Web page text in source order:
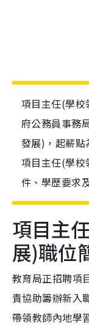
項目主任(學
府公務員事務
發展)，起薪
項目主任(學
件、學歷要求
項目主
展)職位
教育局正招聘項
責協助籌辦新入
帶領教師內地學